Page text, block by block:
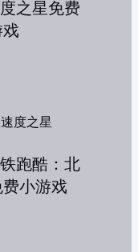
速度之星